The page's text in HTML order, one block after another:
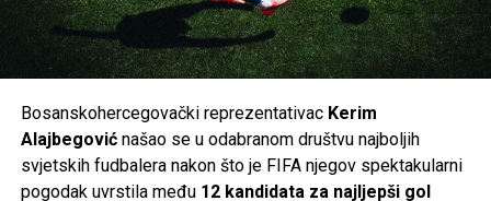
Navijači Schalkea sada s nestrpljenjem čekaju da klub i
zvanično potvrdi dolazak jednog od najboljih napadača koje
je Bosna i Hercegovina ikada imala.
Share Post
Share
Tweet Share
Bosanskohercegovački reprezentativac Kerim
Alajbegovićnašao se u odabranom društvu najboljih
svjetskih fudbalera nakon što je FIFA njegov spektakularni
pogodak uvrstila među 12 kandidata za najljepši gol